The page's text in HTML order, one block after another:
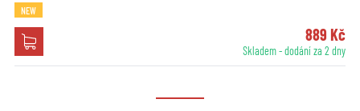
NEW
889 Kč
Skladem - dodání za 2 dny